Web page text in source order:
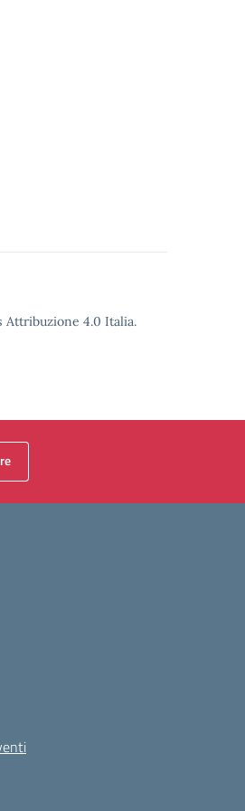
Attribuzione 4.0 Italia.